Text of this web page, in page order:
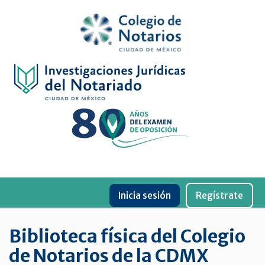
Física
Jurídica
virtual
de
Inicia sesión Regístrate
Biblioteca física del Colegio
de Notarios de la CDMX